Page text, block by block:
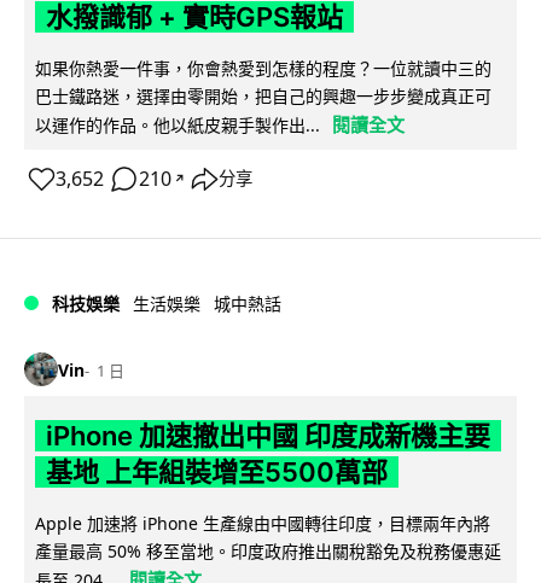
水撥識郁 + 實時GPS報站
如果你熱愛一件事，你會熱愛到怎樣的程度？一位就讀中三的
巴士鐵路迷，選擇由零開始，把自己的興趣一步步變成真正可
以運作的作品。他以紙皮親手製作出...
閱讀全文
3,652 210 ↗ 分享
科技娛樂 生活娛樂 城中熱話
Vin 1 日
iPhone 加速撤出中國 印度成新機主要
基地 上年組裝增至5500萬部
Apple 加速將 iPhone 生產線由中國轉往印度，目標兩年內將
產量最高 50% 移至當地。印度政府推出關稅豁免及稅務優惠延